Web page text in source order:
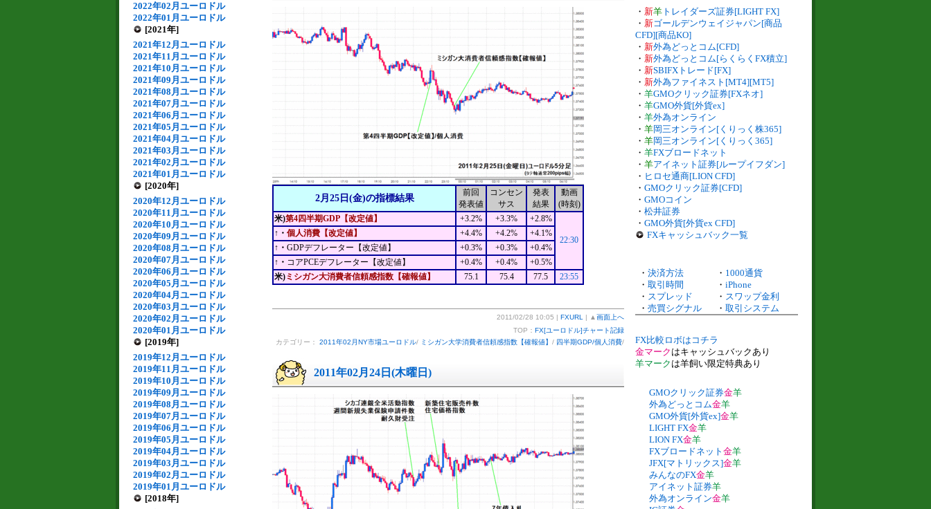
2022年02月ユーロドル
2022年01月ユーロドル
[2021年]
2021年12月ユーロドル
2021年11月ユーロドル
2021年10月ユーロドル
2021年09月ユーロドル
2021年08月ユーロドル
2021年07月ユーロドル
2021年06月ユーロドル
2021年05月ユーロドル
2021年04月ユーロドル
2021年03月ユーロドル
2021年02月ユーロドル
2021年01月ユーロドル
[2020年]
2020年12月ユーロドル
2020年11月ユーロドル
2020年10月ユーロドル
2020年09月ユーロドル
2020年08月ユーロドル
2020年07月ユーロドル
2020年06月ユーロドル
2020年05月ユーロドル
2020年04月ユーロドル
2020年03月ユーロドル
2020年02月ユーロドル
2020年01月ユーロドル
[2019年]
2019年12月ユーロドル
2019年11月ユーロドル
2019年10月ユーロドル
2019年09月ユーロドル
2019年08月ユーロドル
2019年07月ユーロドル
2019年06月ユーロドル
2019年05月ユーロドル
2019年04月ユーロドル
2019年03月ユーロドル
2019年02月ユーロドル
2019年01月ユーロドル
[2018年]
2月25日(金)の指標結果
前回
発表値
コンセン
サス
発表
結果
動画
(時刻)
米)第4四半期GDP【改定値】 +3.2% +3.3% +2.8%
22:30
↑・ 個人消費【改定値】 +4.4% +4.2%
+4.1%
↑・ GDPデフレーター【改定値】 +0.3% +0.3%
+0.4%
↑・ コアPCEデフレーター【改定値】 +0.4% +0.4%
+0.5%
米) ミシガン大消費者信頼感指数【確報値】 75.1 75.4 77.5 23:55
2011/02/28 10:05 | FXURL | ▲ 画面上へ
TOP： FX[ユーロドル]チャート記録
カテゴリー： 2011年02月NY市場ユーロドル/ ミシガン大学消費者信頼感指数【確報値】 / 四半期GDP/個人消費/
2011年02月24日(木曜日)
・ 新羊 トレイダーズ証券[LIGHT FX]
・ 新ゴールデンウェイジャパン[商品
CFD][商品KO]
・ 新外為どっとコム[CFD]
・ 新外為どっとコム[らくらくFX積立]
・ 新SBIFXトレード[FX]
・ 新外為ファイネスト[MT4][MT5]
・ 羊GMOクリック証券[FXネオ]
・ 羊GMO外貨[外貨ex]
・ 羊外為オンライン
・ 羊岡三オンライン[くりっく株365]
・ 羊岡三オンライン[くりっく365]
・ 羊FXブロードネット
・ 羊アイネット証券[ループイフダン]
・ ヒロセ通商[LION CFD]
・ GMOクリック証券[CFD]
・ GMOコイン
・ 松井証券
・ GMO外貨[外貨ex CFD]
FXキャッシュバック一覧
・ 決済方法 ・ 1000通貨
・ 取引時間 ・ iPhone
・ スプレッド ・ スワップ金利
・ 売買シグナル ・ 取引システム
FX比較ロボはコチラ
金マーク はキャッシュバックあり
羊マーク は羊飼い限定特典あり
GMOクリック証券金羊
外為どっとコム金羊
GMO外貨[外貨ex]金羊
LIGHT FX金羊
LION FX金羊
FXブロードネット 金羊
JFX[マトリックス]金羊
みんなのFX金羊
アイネット証券羊
外為オンライン金羊